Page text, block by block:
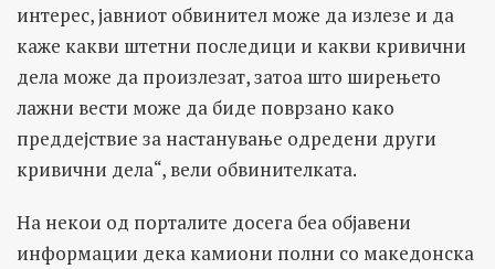
интерес, јавниот обвинител може да излезе и да
каже какви штетни последици и какви кривични
дела може да произлезат, затоа што ширењето
лажни вести може да биде поврзано како
преддејствие за настанување одредени други
кривични дела“, вели обвинителката.
На некои од порталите досега беа објавени
информации дека камиони полни со македонска